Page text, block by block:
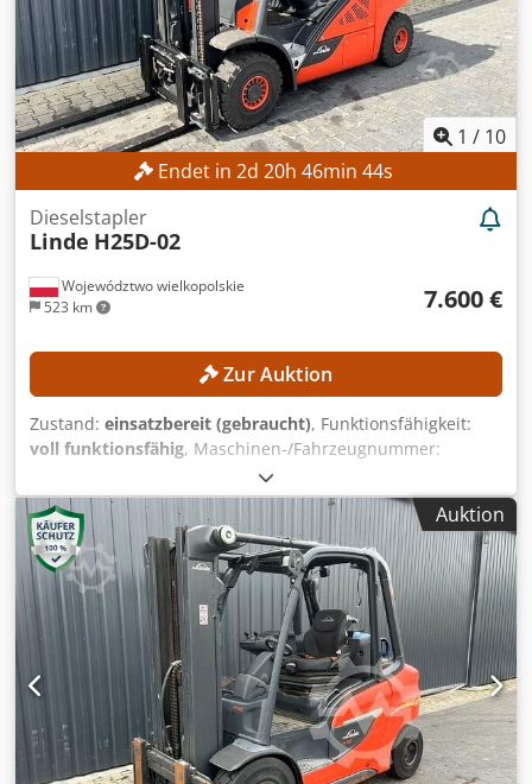
1 / 10
Endet in 2d 20h 46min 42s
Województwo wielkopolskie
523 km
Dieselstapler
Linde H25D-02
7.600 €
Zur Auktion
Zustand: einsatzbereit (gebraucht), Funktionsfähigkeit:
voll funktionsfähig, Maschinen-/Fahrzeugnummer:
2017, Betriebsstunden:
Tragkraft:2.500 kg, Hubhöhe:3.450 mm, Kraftstofftyp:
Diesel, Masttyp: Simplex, Bauhöhe: 2.377 mm, Kein
Mindestpreis - garantierter Verkauf zum höchsten Gebot!
TECHNISCHE DETAILS Tragkraft: 2.500 kg Hubhöhe: 3.450
mm MASCHINEN-DETAILS Kraftstofftyp: Diesel Masttyp:
Simplex Dkedpfozrgbpsx Ag Dsr ISO-Klasse: 2 (1.000–2.500
kg) Bauhöhe: 2.377 mm AUSSTATTUNG Seitenschieber 3.
Ventil Externe Referenz: SL12069SP
Auktion